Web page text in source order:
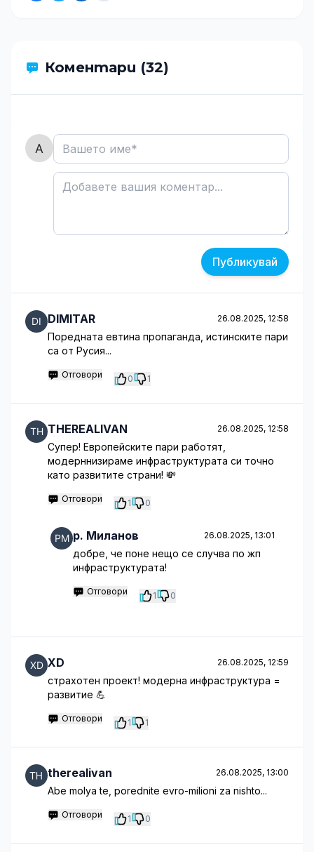
Коментари (32)
Публикувай
DIMITAR 26.08.2025, 12:58
Поредната евтина пропаганда, истинските пари
са от Русия...
Отговори 0 1
THEREALIVAN 26.08.2025, 12:58
Супер! Европейските пари работят,
модерннизираме инфраструктурата си точно
като развитите страни! 💸
Отговори 1 0
p. Миланов 26.08.2025, 13:01
добре, че поне нещо се случва по жп
инфраструктурата!
Отговори 1 0
XD 26.08.2025, 12:59
страхотен проект! модерна инфраструктура =
развитие 💪
Отговори 1 1
therealivan 26.08.2025, 13:00
Abe molya te, porednite evro-milioni za nishto...
Отговори 1 0